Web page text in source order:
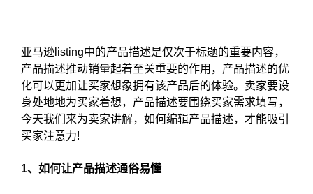
亚马逊listing中的产品描述是仅次于标题的重要内容，
产品描述推动销量起着至关重要的作用，产品描述的优
化可以更加让买家想象拥有该产品后的体验。卖家要设
身处地地为买家着想，产品描述要围绕买家需求填写，
今天我们来为卖家讲解，如何编辑产品描述，才能吸引
买家注意力!
1、如何让产品描述通俗易懂